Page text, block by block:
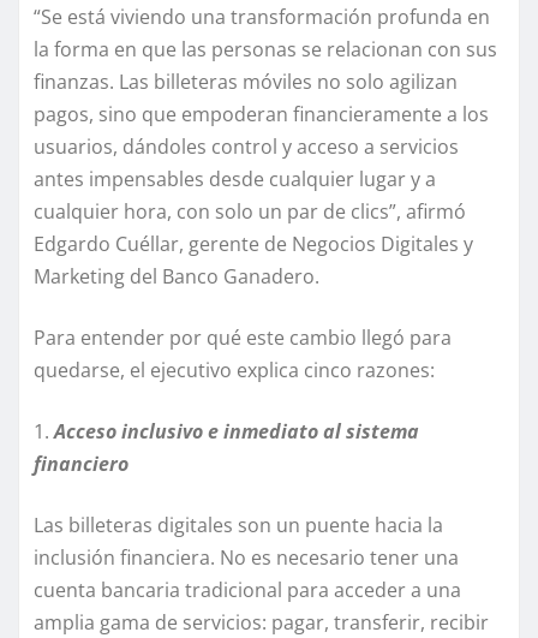
“Se está viviendo una transformación profunda en
la forma en que las personas se relacionan con sus
finanzas. Las billeteras móviles no solo agilizan
pagos, sino que empoderan financieramente a los
usuarios, dándoles control y acceso a servicios
antes impensables desde cualquier lugar y a
cualquier hora, con solo un par de clics”, afirmó
Edgardo Cuéllar, gerente de Negocios Digitales y
Marketing del Banco Ganadero.
Para entender por qué este cambio llegó para
quedarse, el ejecutivo explica cinco razones:
1.Acceso inclusivo e inmediato al sistema
financiero
Las billeteras digitales son un puente hacia la
inclusión financiera. No es necesario tener una
cuenta bancaria tradicional para acceder a una
amplia gama de servicios: pagar, transferir, recibir